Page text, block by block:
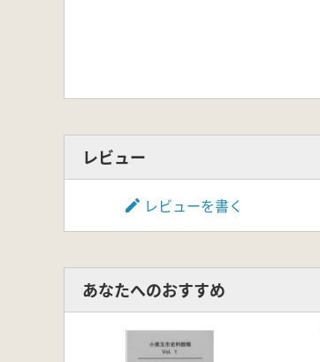
レビュー
レビューを書く
あなたへのおすすめ